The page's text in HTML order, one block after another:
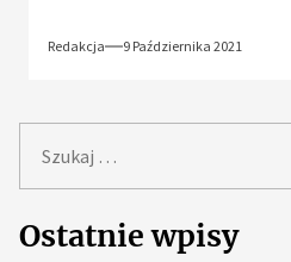
Redakcja 9 Października 2021
u
k
a
Ostatnie wpisy